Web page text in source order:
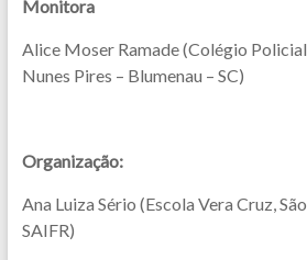
Monitora
Alice Moser Ramade (Colégio
Nunes Pires – Blumenau – SC)
Organização:
Ana Luiza Sério (Escola Vera Cruz,
SAIFR)